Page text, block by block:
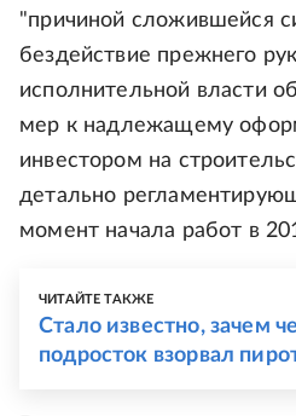
"причиной сложившейся
бездействие прежнего
исполнительной власти
мер к надлежащему
инвестором на
детально
момент начала работ в
ЧИТАЙТЕ ТАКЖЕ
Стало известно, зачем
подросток взорвал